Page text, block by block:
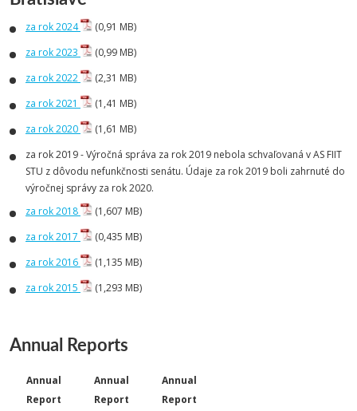
za rok 2024
(0,91 MB)
za rok 2023
(0,99 MB)
za rok 2022
(2,31 MB)
za rok 2021
(1,41 MB)
za rok 2020
(1,61 MB)
za rok 2019 - Výročná správa za rok 2019 nebola schvaľovaná v AS FIIT
STU z dôvodu nefunkčnosti senátu. Údaje za rok 2019 boli zahrnuté do
výročnej správy za rok 2020.
za rok 2018
(1,607 MB)
za rok 2017
(0,435 MB)
za rok 2016
(1,135 MB)
za rok 2015
(1,293 MB)
Annual Reports
Annual
Report
Annual
Report
Annual
Report